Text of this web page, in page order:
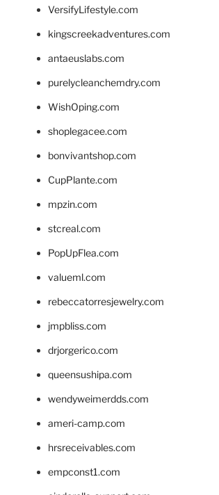
VersifyLifestyle.com
kingscreekadventures.com
antaeuslabs.com
purelycleanchemdry.com
WishOping.com
shoplegacee.com
bonvivantshop.com
CupPlante.com
mpzin.com
stcreal.com
PopUpFlea.com
valueml.com
rebeccatorresjewelry.com
jmpbliss.com
drjorgerico.com
queensushipa.com
wendyweimerdds.com
ameri-camp.com
hrsreceivables.com
empconst1.com